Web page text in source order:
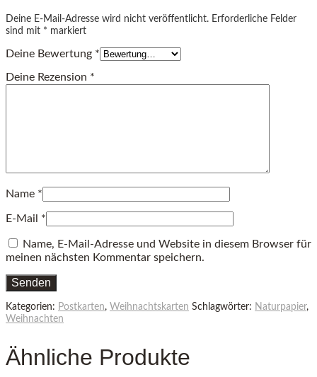
Deine E-Mail-Adresse wird nicht veröffentlicht. Erforderliche Felder
sind mit * markiert
Deine Bewertung *
Deine Rezension *
Name *
E-Mail *
Name, E-Mail-Adresse und Website in diesem Browser für
meinen nächsten Kommentar speichern.
Kategorien: Postkarten, Weihnachtskarten Schlagwörter: Naturpapier,
Weihnachten
Ähnliche Produkte